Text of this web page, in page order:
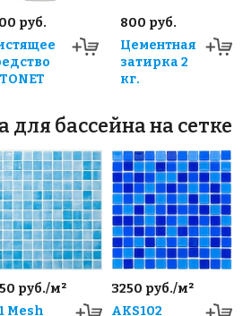
руб.
800 руб.
Цементная
затирка 2
кг.
для бассейна на сетке
руб./м²
Mesh
3250 руб./м²
AKS102